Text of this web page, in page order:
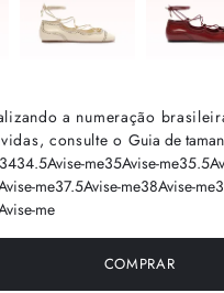
a numeração
consulte o Guia de
3434.5Avise-me35Avise-me35.5
me37.5Avise-me38Avise-me
me
COMPRAR